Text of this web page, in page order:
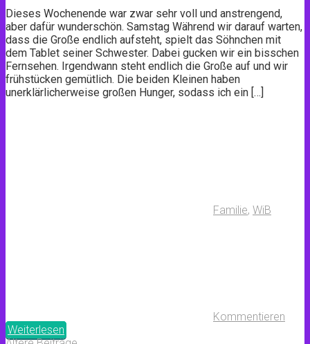
Dieses Wochenende war zwar sehr voll und anstrengend,
aber dafür wunderschön. Samstag Während wir darauf warten,
dass die Große endlich aufsteht, spielt das Söhnchen mit
dem Tablet seiner Schwester. Dabei gucken wir ein bisschen
Fernsehen. Irgendwann steht endlich die Große auf und wir
frühstücken gemütlich. Die beiden Kleinen haben
unerklärlicherweise großen Hunger, sodass ich ein […]
Familie, WiB
Kommentieren
Weiterlesen